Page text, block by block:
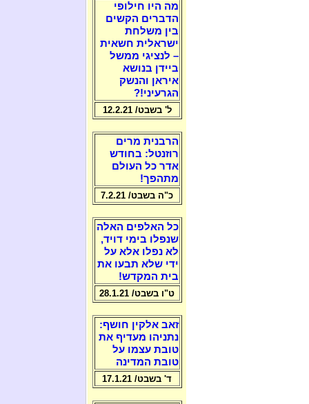
מה היו חילופי
הדברים הקשים
בין משלחת
ישראלית חשאית
– לנציגי ממשל
ביידן בנושא
איראן והנשק
הגרעיני!?
ל' בשבט/ 12.2.21
הרבנית מרים
רוזנטל: בחודש
אדר כל העולם
מתהפך!
כ"ה בשבט/ 7.2.21
כל האלפים האלה
שנפלו בימי דויד,
לא נפלו אלא על
ידי שלא תבעו את
בית המקדש!
ט"ו בשבט/ 28.1.21
זאב אלקין חושף:
נתניהו מעדיף את
טובת עצמו על
טובת המדינה
ד' בשבט/ 17.1.21